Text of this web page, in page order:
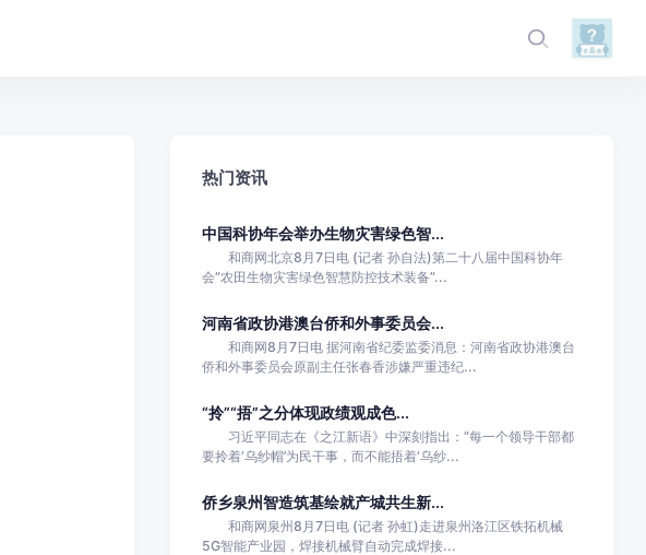
热门资讯
中国科协年会举办生物灾害绿色智...
和商网北京8月7日电 (记者 孙自法)第二十八届中国科协年
会“农田生物灾害绿色智慧防控技术装备”...
河南省政协港澳台侨和外事委员会...
和商网8月7日电 据河南省纪委监委消息：河南省政协港澳台
侨和外事委员会原副主任张春香涉嫌严重违纪...
“拎”“捂”之分体现政绩观成色...
习近平同志在《之江新语》中深刻指出：“每一个领导干部都
要拎着‘乌纱帽’为民干事，而不能捂着‘乌纱...
侨乡泉州智造筑基绘就产城共生新...
和商网泉州8月7日电 (记者 孙虹)走进泉州洛江区铁拓机械
5G智能产业园，焊接机械臂自动完成焊接...